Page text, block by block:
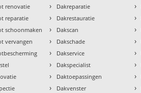
renovatie
reparatie
schoonmaken
vervangen
› Dakreparatie
› Dakrestauratie
› Dakscan
› Dakschade
› Dakservice
› Dakspecialist
› Daktoepassingen
› Dakvenster
›
›
›
›
›
›
›
›